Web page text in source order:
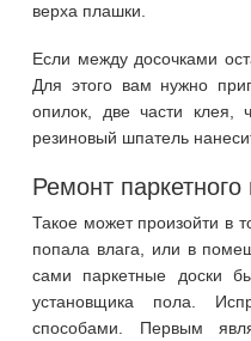
верха плашки.
Если между досочками
Для этого вам нужно
опилок, две части клея,
резиновый шпатель
Ремонт
Такое может произойти в
попала влага, или в
сами паркетные доски
установщика пола.
способами. Первым